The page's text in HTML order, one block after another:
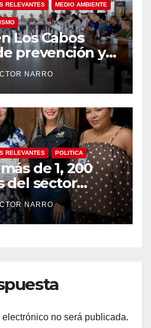
RELEVANTES MEDIO AMBIENTE
Los Cabos
prevención y
ante oleaje
ciclones
NARRO
RELEVANTES POLITICA
de 1, 200
del sector
laboral
NARRO
no será publicada.